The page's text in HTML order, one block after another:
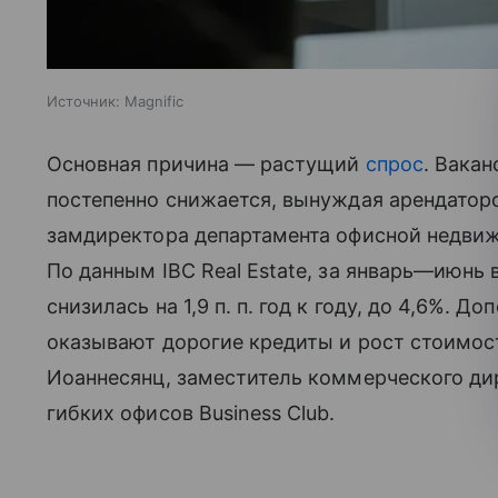
Источник: Magnific
Основная причина — растущий спрос.
постепенно снижается, вынуждая
замдиректора департамента офисной
По данным IBC Real Estate, за январь—июнь
снизилась на 1,9 п. п. год к году, до 4,6%.
оказывают дорогие кредиты и рост
Иоаннесянц, заместитель коммерческого
гибких офисов Business Club.